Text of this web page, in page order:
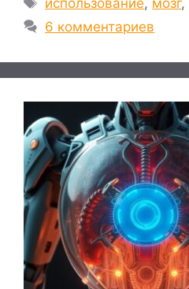
6 комментариев